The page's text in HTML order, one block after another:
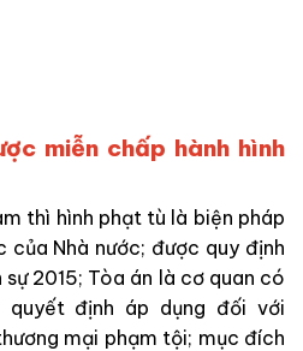
miễn chấp hành hình
thì hình phạt tù là biện pháp
của Nhà nước; được quy định
2015; Tòa án là cơ quan có
quyết định áp dụng đối với
mại phạm tội; mục đích